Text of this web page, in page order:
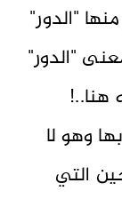
"الدور"
"الدور"
وهو لا
التي